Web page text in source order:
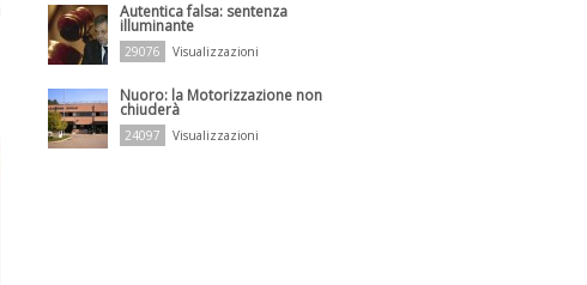
Autentica falsa: sentenza
illuminante
29076 Visualizzazioni
Nuoro: la Motorizzazione non
chiuderà
24097 Visualizzazioni